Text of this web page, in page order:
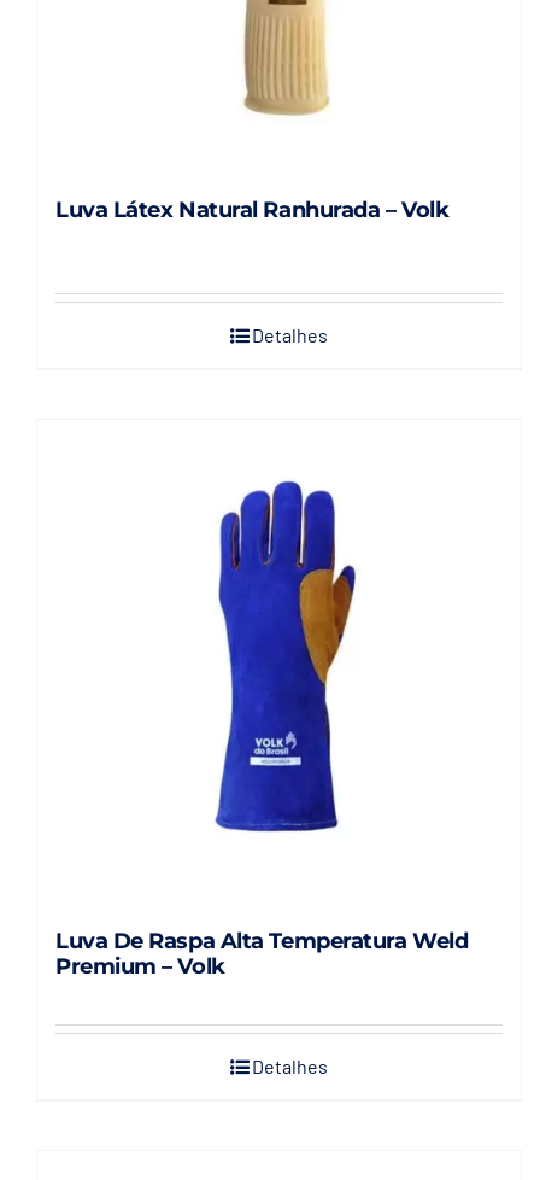
Luva Látex Natural Ranhurada – Volk
Detalhes
Luva De Raspa Alta Temperatura Weld
Premium – Volk
Detalhes